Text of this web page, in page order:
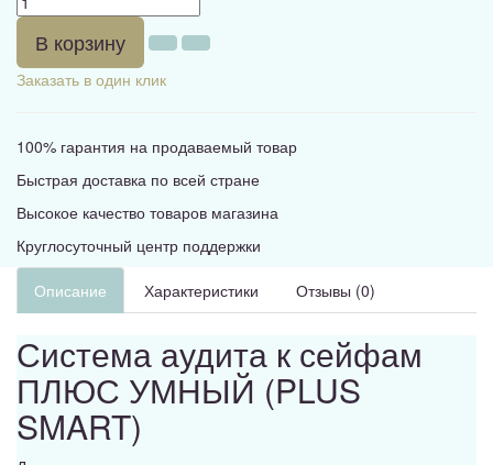
В корзину
Заказать в один клик
100% гарантия на продаваемый товар
Быстрая доставка по всей стране
Высокое качество товаров магазина
Круглосуточный центр поддержки
Описание Характеристики Отзывы (0)
Система аудита к сейфам
ПЛЮС УМНЫЙ (PLUS
SMART)